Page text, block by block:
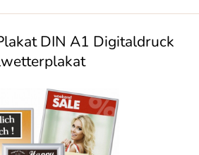
DIN A1 Digitaldruck